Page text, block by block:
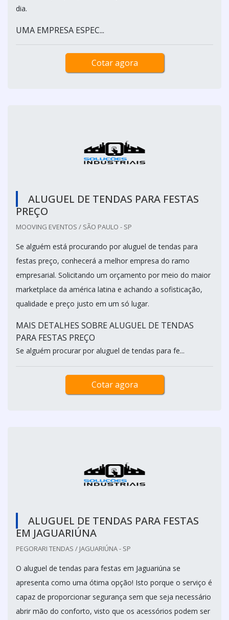
dia.
UMA EMPRESA ESPEC...
Cotar agora
ALUGUEL DE TENDAS PARA FESTAS
PREÇO
MOOVING EVENTOS / SÃO PAULO - SP
Se alguém está procurando por aluguel de tendas para
festas preço, conhecerá a melhor empresa do ramo
empresarial. Solicitando um orçamento por meio do maior
marketplace da américa latina e achando a sofisticação,
qualidade e preço justo em um só lugar.
MAIS DETALHES SOBRE ALUGUEL DE TENDAS
PARA FESTAS PREÇO
Se alguém procurar por aluguel de tendas para fe...
Cotar agora
ALUGUEL DE TENDAS PARA FESTAS
EM JAGUARIÚNA
PEGORARI TENDAS / JAGUARIÚNA - SP
O aluguel de tendas para festas em Jaguariúna se
apresenta como uma ótima opção! Isto porque o serviço é
capaz de proporcionar segurança sem que seja necessário
abrir mão do conforto, visto que os acessórios podem ser